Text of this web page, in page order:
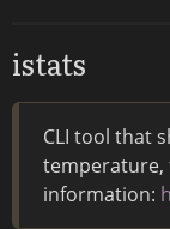
istats
CLI tool that
temperature,
information: